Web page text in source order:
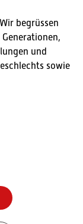
begrüssen
und
sowie